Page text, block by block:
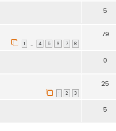
5
1 … 4 5 6 7 8
79
0
1 2 3
25
5